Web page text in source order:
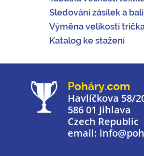
Sledování zásilek a
Výměna velikosti
Katalog ke stažení
Poháry.com
Havlíčkova 58/
586 01 Jihlava
Czech Republic
email: